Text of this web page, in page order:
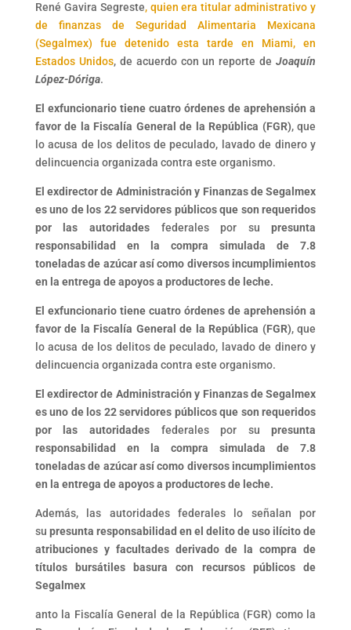
René Gavira Segreste, quien era titular administrativo y
de finanzas de Seguridad Alimentaria Mexicana
(Segalmex) fue detenido esta tarde en Miami, en
Estados Unidos, de acuerdo con un reporte deJoaquín
López-Dóriga.
El exfuncionario tiene cuatro órdenes de aprehensión a
favor de la Fiscalía General de la República (FGR), que
lo acusa de los delitos de peculado, lavado de dinero y
delincuencia organizada contra este organismo.
El exdirector de Administración y Finanzas de Segalmex
es uno de los 22 servidores públicos que son requeridos
por las autoridadesfederales por supresunta
responsabilidad en la compra simulada de 7.8
toneladas de azúcar así como diversos incumplimientos
en la entrega de apoyos a productores de leche.
El exfuncionario tiene cuatro órdenes de aprehensión a
favor de la Fiscalía General de la República (FGR), que
lo acusa de los delitos de peculado, lavado de dinero y
delincuencia organizada contra este organismo.
El exdirector de Administración y Finanzas de Segalmex
es uno de los 22 servidores públicos que son requeridos
por las autoridadesfederales por supresunta
responsabilidad en la compra simulada de 7.8
toneladas de azúcar así como diversos incumplimientos
en la entrega de apoyos a productores de leche.
Además, las autoridades federales lo señalan por
su presunta responsabilidad en el delito de uso ilícito de
atribuciones y facultades derivado de la compra de
títulos bursátiles basura con recursos públicos de
Segalmex
anto la Fiscalía General de la República (FGR) como la